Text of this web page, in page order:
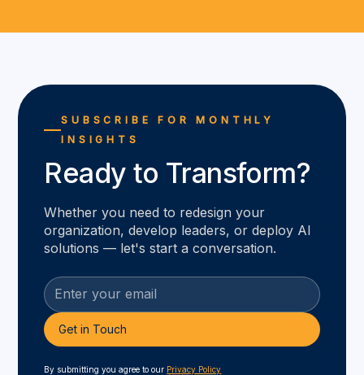
SUBSCRIBE FOR MONTHLY
INSIGHTS
Ready to Transform?
Whether you need to redesign your
organization, develop leaders, or deploy AI
solutions — let's start a conversation.
By submitting you agree to our Privacy Policy